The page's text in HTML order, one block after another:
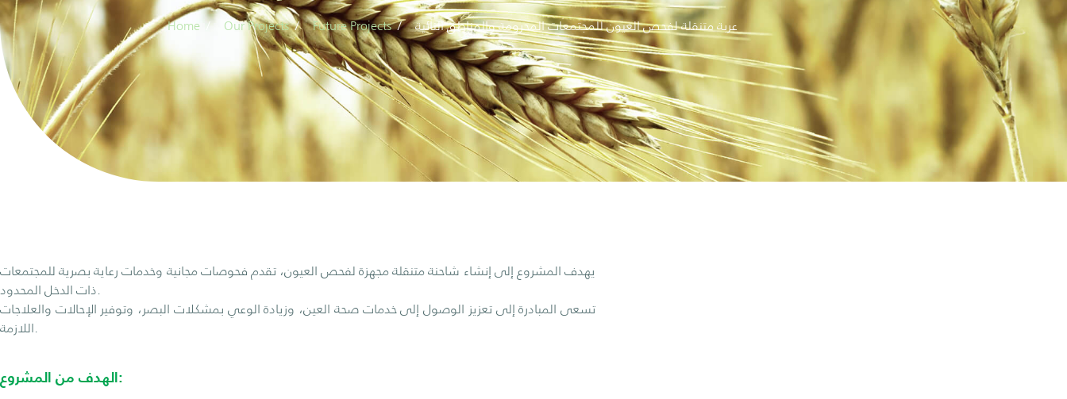
Home Our Projects Future Projects عربة متنقلة لفحص العيون للمجتمعات المحرومة والمناطق النائية
يهدف المشروع إلى إنشاء شاحنة متنقلة مجهزة لفحص العيون، تقدم فحوصات مجانية وخدمات رعاية بصرية للمجتمعات
ذات الدخل المحدود.
تسعى المبادرة إلى تعزيز الوصول إلى خدمات صحة العين، وزيادة الوعي بمشكلات البصر، وتوفير الإحالات والعلاجات
اللازمة.
الهدف من المشروع: